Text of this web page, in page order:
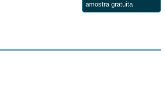
amostra gratuita